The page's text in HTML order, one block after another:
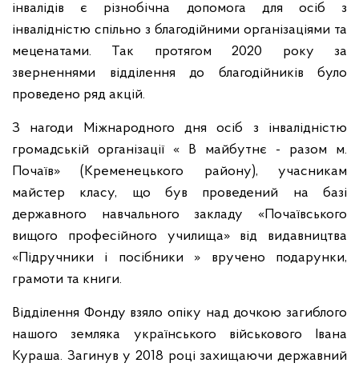
інвалідів є різнобічна допомога для осіб з
інвалідністю спільно з благодійними організаціями та
меценатами. Так протягом 2020 року за
зверненнями відділення до благодійників було
проведено ряд акцій.
З нагоди Міжнародного дня осіб з інвалідністю
громадській організації « В майбутнє - разом м.
Почаїв» (Кременецького району), учасникам
майстер класу, що був проведений на базі
державного навчального закладу «Почаївського
вищого професійного училища» від видавництва
«Підручники і посібники » вручено подарунки,
грамоти та книги.
Відділення Фонду взяло опіку над дочкою загиблого
нашого земляка українського військового Івана
Кураша. Загинув у 2018 році захищаючи державний